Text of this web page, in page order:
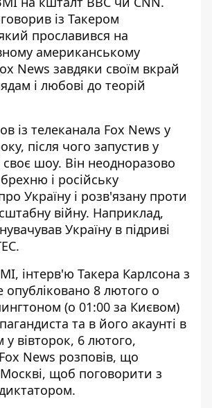
із Такером
прославився на
американському
News завдяки своїм вкрай
і любові до теорій
із телеканала Fox News у
після чого запустив у
шоу. Він неодноразово
і російську
Україну і розв'язану проти
війну. Наприклад,
Україну в підриві
інтерв'ю Такера Карлсона з
опубліковано 8 лютого о
(о 01:00 за Києвом)
та в його акаунті в
вівторок, 6 лютого,
News розповів, що
щоб поговорити з